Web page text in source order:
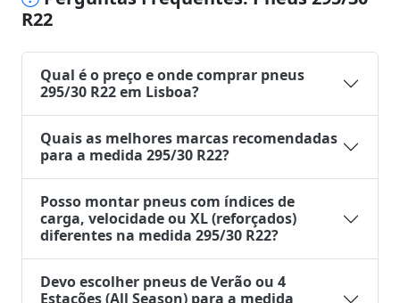
R22
Qual é o preço e onde comprar pneus
295/30 R22 em Lisboa?
Quais as melhores marcas recomendadas
para a medida 295/30 R22?
Posso montar pneus com índices de
carga, velocidade ou XL (reforçados)
diferentes na medida 295/30 R22?
Devo escolher pneus de Verão ou 4
Estações (All Season) para a medida